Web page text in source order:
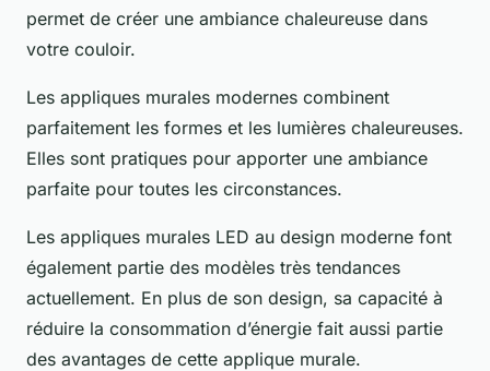
permet de créer une ambiance chaleureuse dans
votre couloir.
Les appliques murales modernes combinent
parfaitement les formes et les lumières chaleureuses.
Elles sont pratiques pour apporter une ambiance
parfaite pour toutes les circonstances.
Les appliques murales LED au design moderne font
également partie des modèles très tendances
actuellement. En plus de son design, sa capacité à
réduire la consommation d’énergie fait aussi partie
des avantages de cette applique murale.